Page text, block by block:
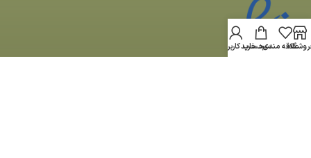
علاقه مندیسبد خرید
حساب کاربری من